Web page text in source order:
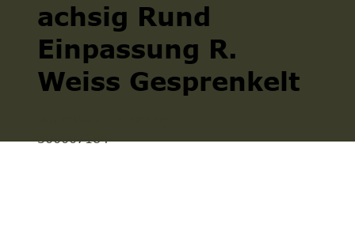
achsig Rund
Einpassung R.
Weiss Gesprenkelt
300007184